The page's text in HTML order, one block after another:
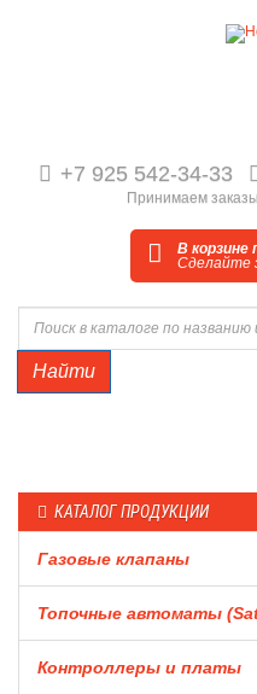
+7 925 542-34-33
Принимаем
В корзине
Сделайте
Найти
КАТАЛОГ ПРОДУКЦИИ
Газовые клапаны
Топочные автоматы
Контроллеры и платы